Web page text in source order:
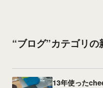
“ブログ”カテゴリの
13年使った